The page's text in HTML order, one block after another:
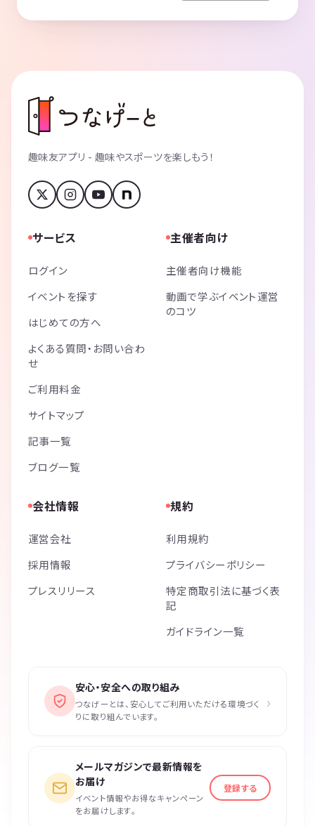
趣味友アプリ - 趣味やスポーツを楽しもう！
サービス
ログイン
イベントを探す
はじめての方へ
よくある質問・お問い合わ
せ
ご利用料金
サイトマップ
記事一覧
ブログ一覧
主催者向け
主催者向け機能
動画で学ぶイベント運営
のコツ
会社情報
運営会社
採用情報
プレスリリース
規約
利用規約
プライバシーポリシー
特定商取引法に基づく表
記
ガイドライン一覧
安心・安全への取り組み
つなげーとは、安心してご利用いただける環境づく
りに取り組んでいます。
›
メールマガジンで最新情報を
お届け
イベント情報やお得なキャンペーン
をお届けします。
登録する